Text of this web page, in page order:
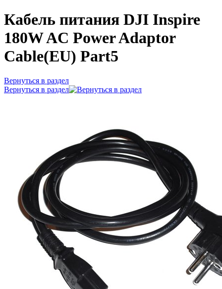
Кабель питания DJI Inspire
180W AC Power Adaptor
Cable(EU) Part5
Вернуться в раздел
Вернуться в раздел